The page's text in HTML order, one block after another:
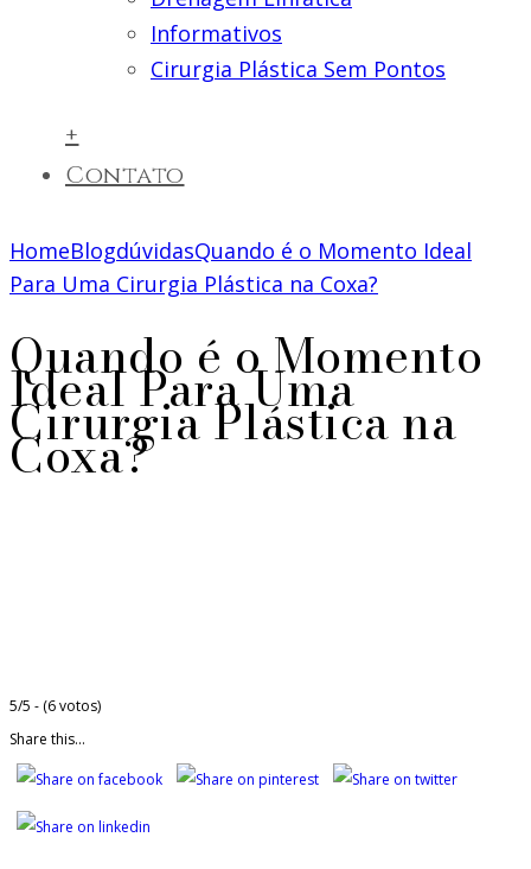
Informativos
Cirurgia Plástica Sem Pontos
+
Contato
HomeBlogdúvidasQuando é o Momento Ideal
Para Uma Cirurgia Plástica na Coxa?
Quando é o Momento
Ideal Para Uma
Cirurgia Plástica na
Coxa?
5/5 - (6 votos)
Share this...